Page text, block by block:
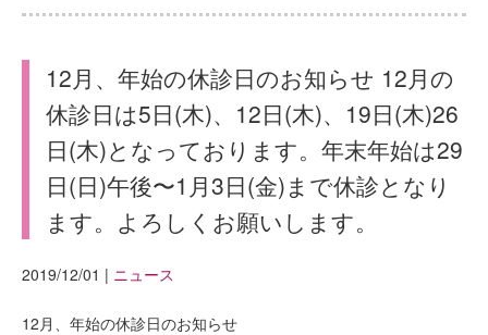
12月、年始の休診日のお知らせ 12月の
休診日は5日(木)、12日(木)、19日(木)26
日(木)となっております。年末年始は29
日(日)午後〜1月3日(金)まで休診となり
ます。よろしくお願いします。
2019/12/01 | ニュース
12月、年始の休診日のお知らせ